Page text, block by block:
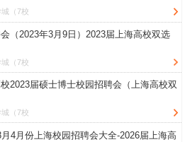
（7校
（2023年3月9日）2023届上海高校双选
（7校
2023届硕士博士校园招聘会（上海高校双
（7校
4月份上海校园招聘会大全-2026届上海高